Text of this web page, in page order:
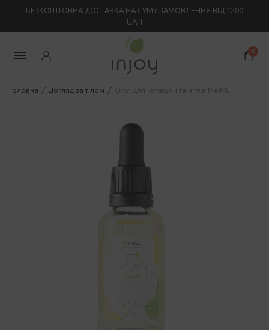
БЕЗКОШТОВНА ДОСТАВКА НА СУМУ ЗАМОВЛЕННЯ ВІД 1200
UAH
0
Головна / Догляд за тілом / Олія для кутикули та нігтів Me-ME